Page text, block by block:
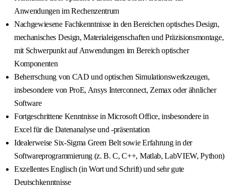
Anwendungen im Rechenzentrum
Nachgewiesene Fachkenntnisse in den Bereichen optisches Design,
mechanisches Design, Materialeigenschaften und Präzisionsmontage,
mit Schwerpunkt auf Anwendungen im Bereich optischer
Komponenten
Beherrschung von CAD und optischen Simulationswerkzeugen,
insbesondere von ProE, Ansys Interconnect, Zemax oder ähnlicher
Software
Fortgeschrittene Kenntnisse in Microsoft Office, insbesondere in
Excel für die Datenanalyse und -präsentation
Idealerweise Six‑Sigma Green Belt sowie Erfahrung in der
Softwareprogrammierung (z. B. C, C++, Matlab, LabVIEW, Python)
Exzellentes Englisch (in Wort und Schrift) und sehr gute
Deutschkenntnisse